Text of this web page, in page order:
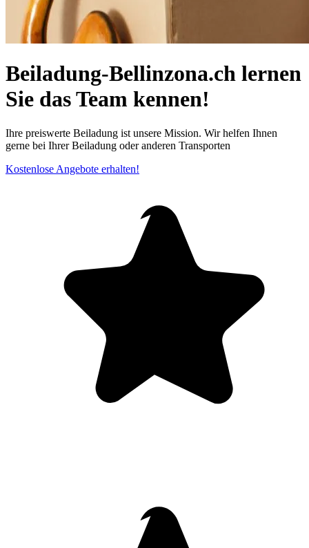
Beiladung-Bellinzona.ch lernen
Sie das Team kennen!
Ihre preiswerte Beiladung ist unsere Mission. Wir helfen Ihnen
gerne bei Ihrer Beiladung oder anderen Transporten
Kostenlose Angebote erhalten!